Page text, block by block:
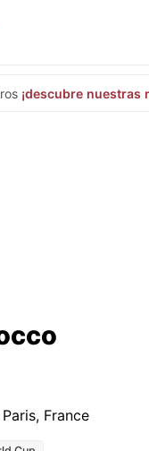
¡descubre nuestras
France